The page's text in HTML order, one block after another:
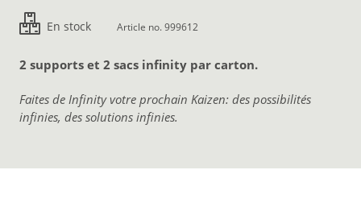
En stock Article no. 999612
2 supports et 2 sacs infinity par carton.
Faites de Infinity votre prochain Kaizen: des possibilités
infinies, des solutions infinies.